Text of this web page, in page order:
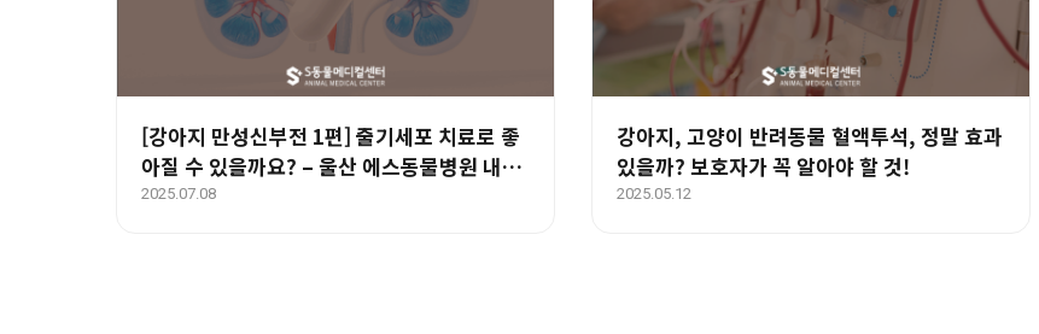
[강아지 만성신부전 1편] 줄기세포 치료로 좋
아질 수 있을까요? – 울산 에스동물병원 내과
센터
2025.07.08
강아지, 고양이 반려동물 혈액투석, 정말 효과
있을까? 보호자가 꼭 알아야 할 것!
2025.05.12